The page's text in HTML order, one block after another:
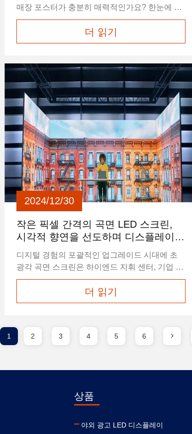
매장 포스터가 충분히 매력적인가요? 한눈에 매
장을 알아볼 수 있나요? 이는 곧 시선을 사로잡
고, 스크롤을 멈추게 하며, 지나가는 사람들을 구
매 고객으로 전환할 때라는 것을 의미합니다. 매
의존하고 있다면, 올해 가장 쉬운 시각적 업그레
이드 기회를 놓치고 있는 것입니다. 접이식 LED
포스터 디스플레이가 이를 바꿀 것입니다. 접고,
보여주고, 판매하세요. 유연성과 강력함을 위해
설계된 접이식 LED 포스터는 움직임과 빛으로
공간을 변화시킵니다...
더 읽기
2024/12/30
작은 픽셀 간격의 곡면 LED 스크린,
시각적 향연을 선도하며 디스플레이의
경계를 재정의합니다
디지털 경험의 포괄적인 업그레이드 시대에 초
광각 곡면 스크린은 하이엔드 지휘 센터, 기업 전
시관, 디지털 허브 등 다양한 시나리오의 핵심 매
체로 자리 잡았습니다. HSCXLED는 강력한 기
술력으로 소형 피치 LED 디스플레이 스크린과
에서 초광각 및 초고해상도 곡면 디스플레이의
적용 과제를 성공적으로 극복하고, 내부 곡면 코
더 읽기
1 2 3 4 5 6
상품
야외 광고 LED 디스플레이